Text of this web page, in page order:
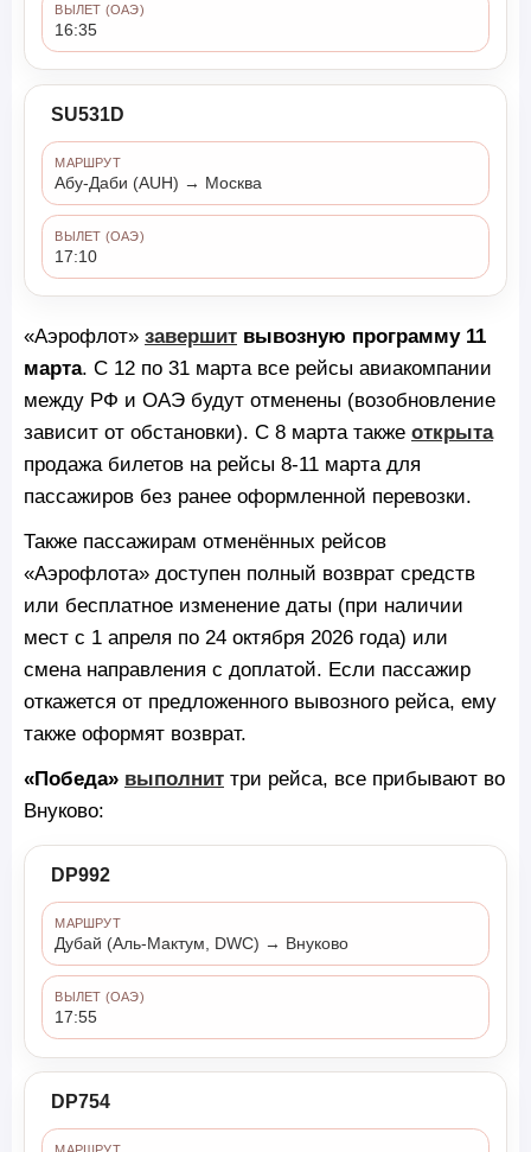
ВЫЛЕТ (ОАЭ)
16:35
SU531D
МАРШРУТ
Абу-Даби (AUH) → Москва
ВЫЛЕТ (ОАЭ)
17:10
«Аэрофлот» завершит вывозную программу 11
марта. С 12 по 31 марта все рейсы авиакомпании
между РФ и ОАЭ будут отменены (возобновление
зависит от обстановки). С 8 марта также открыта
продажа билетов на рейсы 8-11 марта для
пассажиров без ранее оформленной перевозки.
Также пассажирам отменённых рейсов
«Аэрофлота» доступен полный возврат средств
или бесплатное изменение даты (при наличии
мест с 1 апреля по 24 октября 2026 года) или
смена направления с доплатой. Если пассажир
откажется от предложенного вывозного рейса, ему
также оформят возврат.
«Победа» выполнит три рейса, все прибывают во
Внуково:
DP992
МАРШРУТ
Дубай (Аль-Мактум, DWC) → Внуково
ВЫЛЕТ (ОАЭ)
17:55
DP754